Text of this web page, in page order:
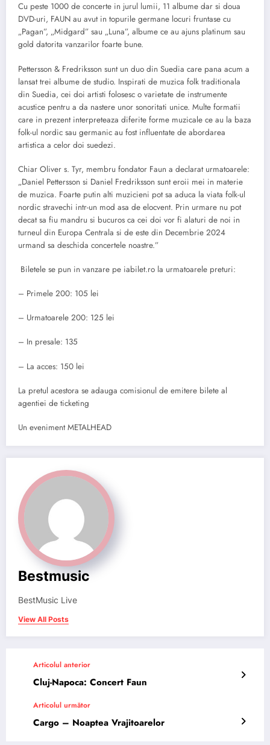
Cu peste 1000 de concerte in jurul lumii, 11 albume dar si doua
DVD-uri, FAUN au avut in topurile germane locuri fruntase cu
„Pagan”, „Midgard” sau „Luna”, albume ce au ajuns platinum sau
gold datorita vanzarilor foarte bune.
Pettersson & Fredriksson sunt un duo din Suedia care pana acum a
lansat trei albume de studio. Inspirati de muzica folk traditionala
din Suedia, cei doi artisti folosesc o varietate de instrumente
acustice pentru a da nastere unor sonoritati unice. Multe formatii
care in prezent interpreteaza diferite forme muzicale ce au la baza
folk-ul nordic sau germanic au fost influentate de abordarea
artistica a celor doi suedezi.
Chiar Oliver s. Tyr, membru fondator Faun a declarat urmatoarele:
„Daniel Pettersson si Daniel Fredriksson sunt eroii mei in materie
de muzica. Foarte putin alti muzicieni pot sa aduca la viata folk-ul
nordic stravechi intr-un mod asa de elocvent. Prin urmare nu pot
decat sa fiu mandru si bucuros ca cei doi vor fi alaturi de noi in
turneul din Europa Centrala si de este din Decembrie 2024
urmand sa deschida concertele noastre.”
Biletele se pun in vanzare pe iabilet.ro la urmatoarele preturi:
– Primele 200: 105 lei
– Urmatoarele 200: 125 lei
– In presale: 135
– La acces: 150 lei
La pretul acestora se adauga comisionul de emitere bilete al
agentiei de ticketing
Un eveniment METALHEAD
Bestmusic
BestMusic Live
View All Posts
Articolul anterior
Cluj-Napoca: Concert Faun
Articolul următor
Cargo – Noaptea Vrajitoarelor